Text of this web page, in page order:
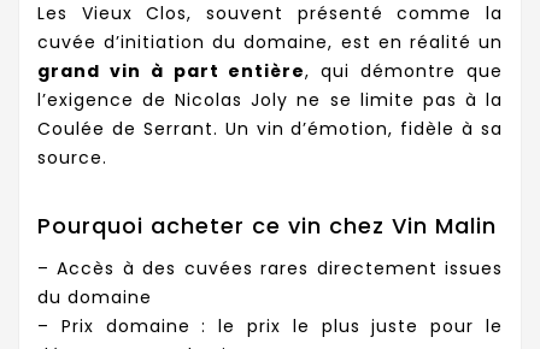
Les Vieux Clos, souvent présenté comme la
cuvée d’initiation du domaine, est en réalité un
grand vin à part entière, qui démontre que
l’exigence de Nicolas Joly ne se limite pas à la
Coulée de Serrant. Un vin d’émotion, fidèle à sa
source.
Pourquoi acheter ce vin chez Vin Malin
– Accès à des cuvées rares directement issues
du domaine
– Prix domaine : le prix le plus juste pour le